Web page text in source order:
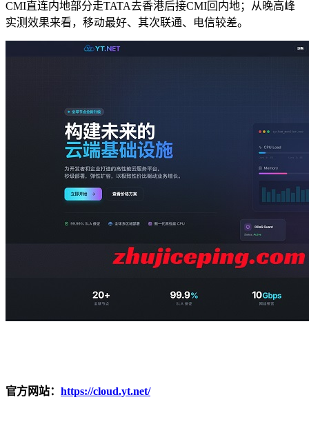
CMI直连内地部分走TATA去香港后接CMI回内地；从晚高峰
实测效果来看，移动最好、其次联通、电信较差。
官方网站： https://cloud.yt.net/